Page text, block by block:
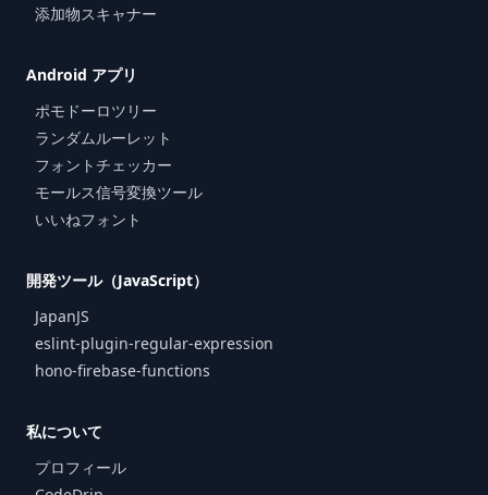
添加物スキャナー
Android アプリ
ポモドーロツリー
ランダムルーレット
フォントチェッカー
モールス信号変換ツール
いいねフォント
開発ツール（JavaScript）
JapanJS
eslint-plugin-regular-expression
hono-firebase-functions
私について
プロフィール